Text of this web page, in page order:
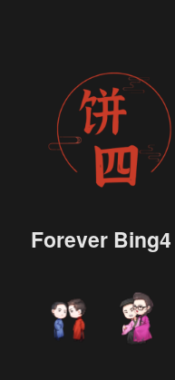
Forever Bing4